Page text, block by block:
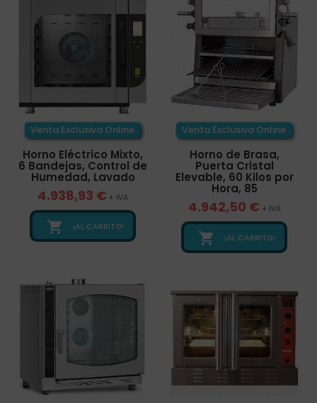
Venta Exclusiva Online
Horno Eléctrico Mixto,
6 Bandejas, Control de
Humedad, Lavado
4.938,93 € + IVA
 ¡AL CARRITO!
Venta Exclusiva Online
Horno de Brasa,
Puerta Cristal
Elevable, 60 Kilos por
Hora, 85
4.942,50 € + IVA
 ¡AL CARRITO!